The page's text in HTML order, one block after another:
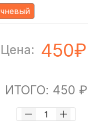
Цена: 450₽
ИТОГО: 450 ₽